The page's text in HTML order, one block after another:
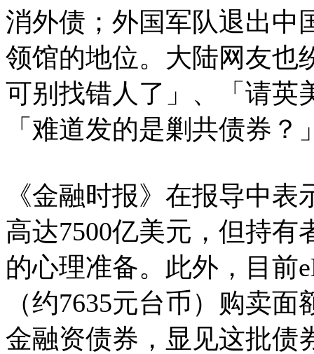
消外债；外国军队退出中
领馆的地位。大陆网友
可别找错人了」、「请英
「难道发的是剿共债券？
《金融时报》在报导中
高达7500亿美元，但持
的心理准备。此外，目前
（约7635元台币）购卖
金融资债券，显见这批债